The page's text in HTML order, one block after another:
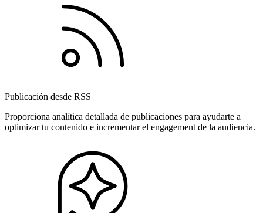
Publicación desde RSS
Proporciona analítica detallada de publicaciones para ayudarte a
optimizar tu contenido e incrementar el engagement de la audiencia.